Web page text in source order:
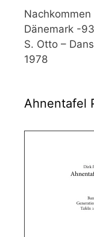
Dänemark -
S. Otto –
1978
Ahnentafel